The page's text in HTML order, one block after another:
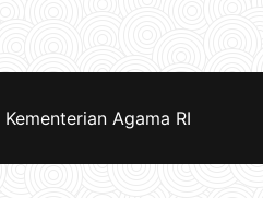
Kementerian Agama RI